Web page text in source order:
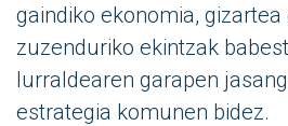
gaindiko ekonomia,
zuzenduriko ekintzak
lurraldearen garapen
estrategia komunen bidez.